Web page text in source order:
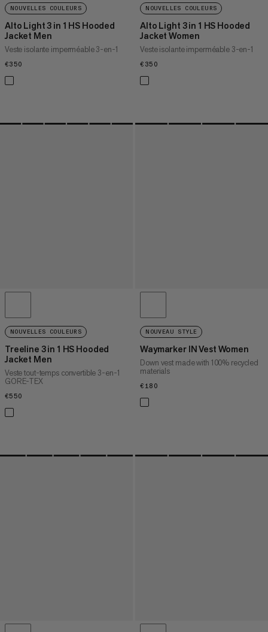
NOUVELLES COULEURS
Alto Light 3 in 1 HS Hooded
Jacket Men
Veste isolante imperméable 3-en-1
€350
NOUVELLES COULEURS
Alto Light 3 in 1 HS Hooded
Jacket Women
Veste isolante imperméable 3-en-1
€350
NOUVELLES COULEURS
Treeline 3 in 1 HS Hooded
Jacket Men
Veste tout-temps convertible 3-en-1
GORE-TEX
€550
NOUVEAU STYLE
Waymarker IN Vest Women
Down vest made with 100% recycled
materials
€180